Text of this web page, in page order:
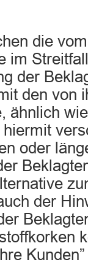
die
im
der
den von
ähnlich
oder
der